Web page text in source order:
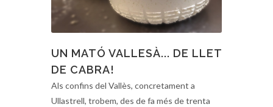
UN MATÓ VALLESÀ... DE LLET
DE CABRA!
Als confins del Vallès, concretament a
Ullastrell, trobem, des de fa més de trenta